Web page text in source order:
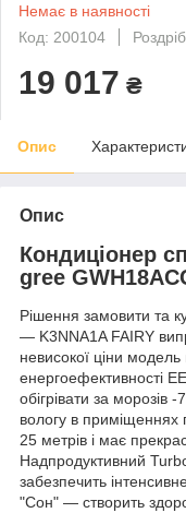
Немає в наявності
Код: 200104
Роздріб
19 017 ₴
Опис
Опис
Кондиціонер
gree
Рішення замовити та
— K3NNA1A FAIRY
невисокої ціни модель
енергоефективності
обігрівати за
вологу в приміщеннях
25 метрів і має
Надпродуктивний
забезпечить
"Сон" — створить